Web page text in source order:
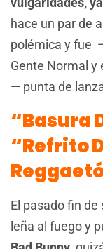
hace un par de
polémica y fue
Gente Normal y
— punta de
“Basura
“Refrito
El pasado fin
leña al fuego y